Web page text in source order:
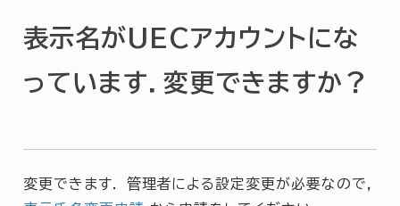
表示名がUECアカウントにな
っています．変更できますか？
変更できます． 管理者による設定変更が必要なので，